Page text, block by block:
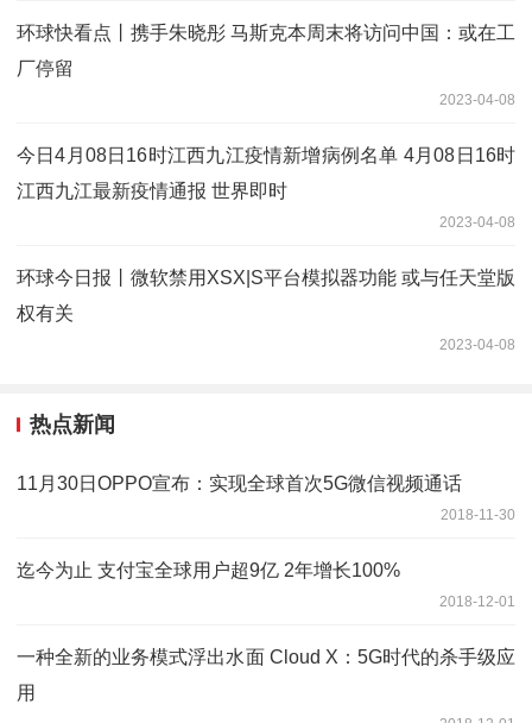
环球快看点丨携手朱晓彤 马斯克本周末将访问中国：或在工
厂停留
2023-04-08
今日4月08日16时江西九江疫情新增病例名单 4月08日16时
江西九江最新疫情通报 世界即时
2023-04-08
环球今日报丨微软禁用XSX|S平台模拟器功能 或与任天堂版
权有关
2023-04-08
热点新闻
11月30日OPPO宣布：实现全球首次5G微信视频通话
2018-11-30
迄今为止 支付宝全球用户超9亿 2年增长100%
2018-12-01
一种全新的业务模式浮出水面 Cloud X：5G时代的杀手级应
用